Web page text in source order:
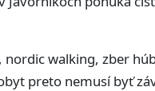
walking, zber
preto nemusí byť